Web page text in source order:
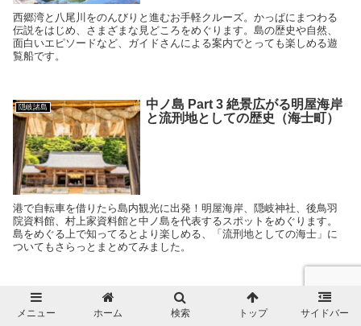
西郷湾と八尾川をのんびりと進むお手軽クルーズ。かっぱにまつわる
伝説をはじめ、さまざまな見どころをめぐります。島の歴史や自然、
面白いエピソードなど、ガイドさんによる案内でとっても楽しめる遊
覧船です。
隠岐諸島
中ノ島 Part 3 絶景広がる明屋海岸
と流刑地としての歴史（海士町）
港で自転車を借りたら島内観光に出発！明屋海岸、隠岐神社、後鳥羽
院資料館、村上家資料館と中ノ島を代表するスポットをめぐります。
島をめぐる上で知ってるとより楽しめる、「流刑地としての海士」に
ついてもさらっとまとめてみました。
メニュー ホーム 検索 トップ サイドバー